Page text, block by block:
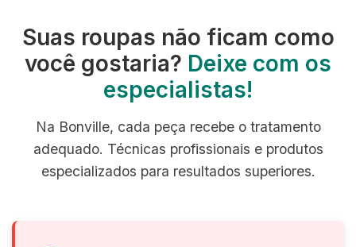
Suas roupas não ficam como
você gostaria? Deixe com os
especialistas!
Na Bonville, cada peça recebe o tratamento
adequado. Técnicas profissionais e produtos
especializados para resultados superiores.